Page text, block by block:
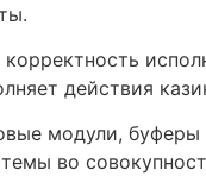
действия
модули,
во